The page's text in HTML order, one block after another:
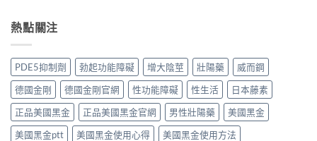
大
嗎？
賴
性、
停
藥
反
應
與
雙
制、
用
法
與
安
全
指
解
痛、
鼻
塞
是
正
常
的？
非）：
勃
起
功
能
障
礙
的
鼻
塞
照
做，
犀
利
士
（他
達
熱點關注
PDE5抑制劑 勃起功能障礙 增大陰莖 壯陽藥
威而鋼
德國金剛
德國金剛官網 性功能障礙 性生活
日本藤素
正品美國黑金
正品美國黑金官網 男性壯陽藥
美國黑金
美國黑金ptt
美國黑金使用心得 美國黑金使用方法